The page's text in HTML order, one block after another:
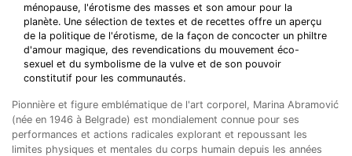
ménopause, l'érotisme des masses et son amour pour la
planète. Une sélection de textes et de recettes offre un aperçu
de la politique de l'érotisme, de la façon de concocter un philtre
d'amour magique, des revendications du mouvement éco-
sexuel et du symbolisme de la vulve et de son pouvoir
constitutif pour les communautés.
Pionnière et figure emblématique de l'art corporel, Marina Abramović
(née en 1946 à Belgrade) est mondialement connue pour ses
performances et actions radicales explorant et repoussant les
limites physiques et mentales du corps humain depuis les années